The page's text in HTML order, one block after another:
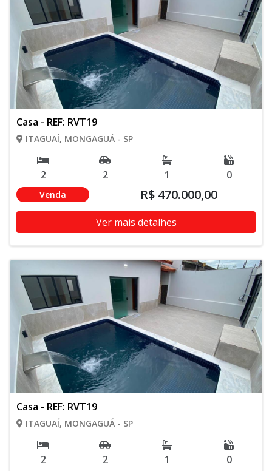
Casa - REF: RVT19
ITAGUAÍ, MONGAGUÁ - SP
2 2 1 0
Venda R$ 470.000,00
Ver mais detalhes
Casa - REF: RVT19
ITAGUAÍ, MONGAGUÁ - SP
2 2 1 0